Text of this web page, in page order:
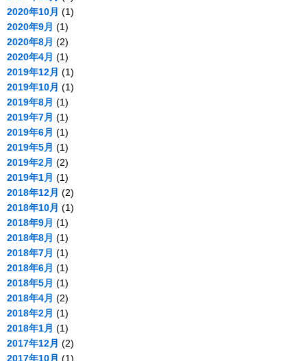
2020年10月 (1)
2020年9月 (1)
2020年8月 (2)
2020年4月 (1)
2019年12月 (1)
2019年10月 (1)
2019年8月 (1)
2019年7月 (1)
2019年6月 (1)
2019年5月 (1)
2019年2月 (2)
2019年1月 (1)
2018年12月 (2)
2018年10月 (1)
2018年9月 (1)
2018年8月 (1)
2018年7月 (1)
2018年6月 (1)
2018年5月 (1)
2018年4月 (2)
2018年2月 (1)
2018年1月 (1)
2017年12月 (2)
2017年10月 (1)